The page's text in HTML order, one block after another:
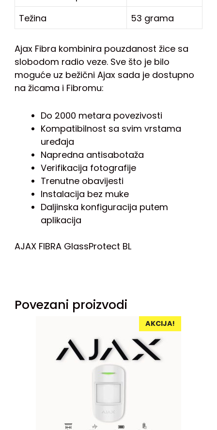
Težina
53 grama
Ajax Fibra kombinira pouzdanost žice sa
slobodom radio veze. Sve što je bilo
moguće uz bežični Ajax sada je dostupno
na žicama i Fibromu:
Do 2000 metara povezivosti
Kompatibilnost sa svim vrstama
uređaja
Napredna antisabotaža
Verifikacija fotografije
Trenutne obavijesti
Instalacija bez muke
Daljinska konfiguracija putem
aplikacija
AJAX FIBRA GlassProtect BL
Povezani proizvodi
AKCIJA!